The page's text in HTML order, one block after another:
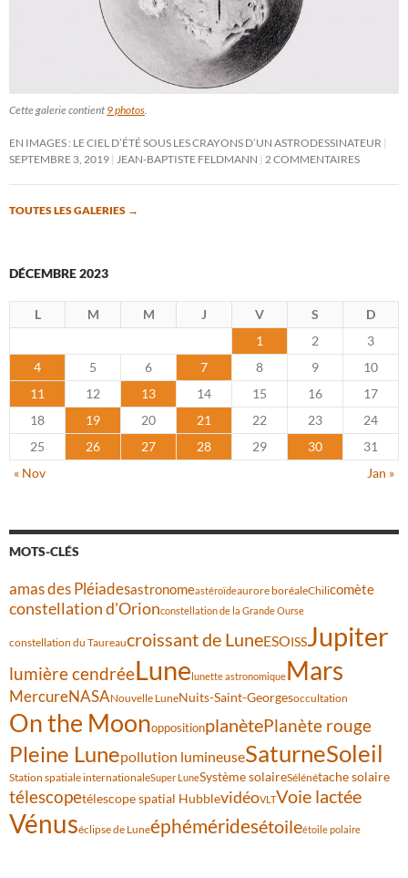
Cette galerie contient 9 photos.
EN IMAGES : LE CIEL D’ÉTÉ SOUS LES CRAYONS D’UN ASTRODESSINATEUR
SEPTEMBRE 3, 2019 JEAN-BAPTISTE FELDMANN 2 COMMENTAIRES
TOUTES LES GALERIES →
DÉCEMBRE 2023
L M M J V S
D
1
2
3
4
5 6 7 8 9
10
11
12 13 14 15 16
17
18
19 20 21 22 23
24
25
26 27 28 29 30
31
« Nov
Jan »
MOTS-CLÉS
amas des Pléiadesastronomeastéroïdeaurore boréaleChilicomète
constellation d'Orionconstellation de la Grande Ourse
constellation du Taureaucroissant de LuneESOISSJupiter
lumière cendréeLune lunette astronomiqueMars
MercureNASANouvelle LuneNuits-Saint-Georgesoccultation
On the MoonoppositionplanètePlanète rouge
Pleine Lunepollution lumineuseSaturneSoleil
Station spatiale internationaleSuper LuneSystème solaireSélénétache solaire
télescopetélescope spatial HubblevidéoVLTVoie lactée
Vénuséclipse de Luneéphéméridesétoileétoile polaire